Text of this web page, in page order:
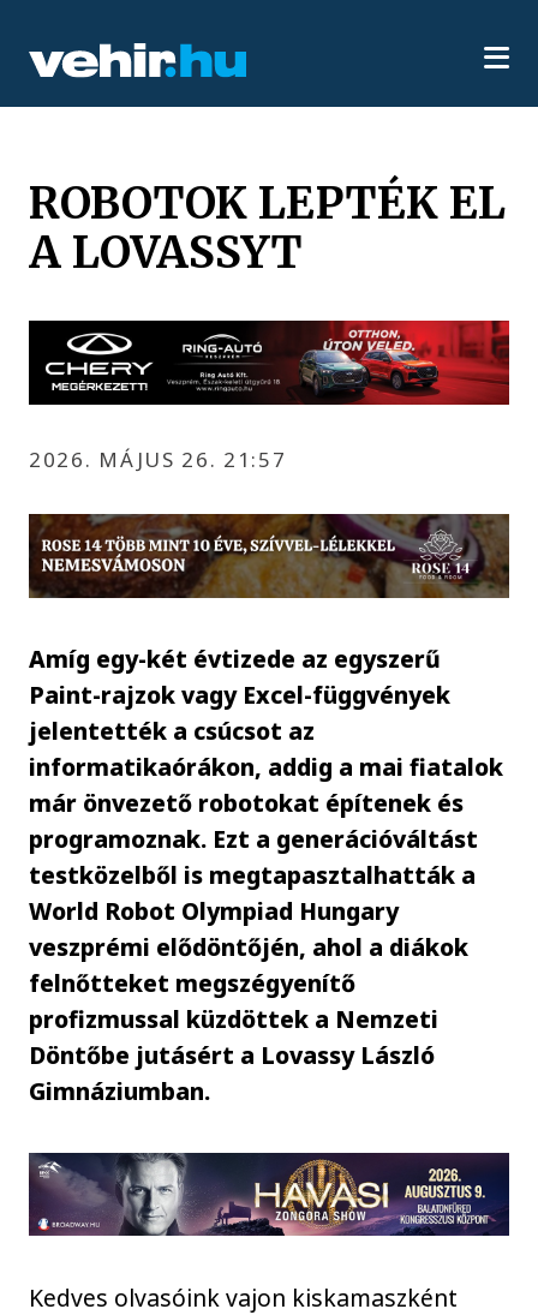
ROBOTOK LEPTÉK EL
A LOVASSYT
2026. MÁJUS 26. 21:57
Amíg egy-két évtizede az egyszerű
Paint-rajzok vagy Excel-függvények
jelentették a csúcsot az
informatikaórákon, addig a mai fiatalok
már önvezető robotokat építenek és
programoznak. Ezt a generációváltást
testközelből is megtapasztalhatták a
World Robot Olympiad Hungary
veszprémi elődöntőjén, ahol a diákok
felnőtteket megszégyenítő
profizmussal küzdöttek a Nemzeti
Döntőbe jutásért a Lovassy László
Gimnáziumban.
Kedves olvasóink vajon kiskamaszként